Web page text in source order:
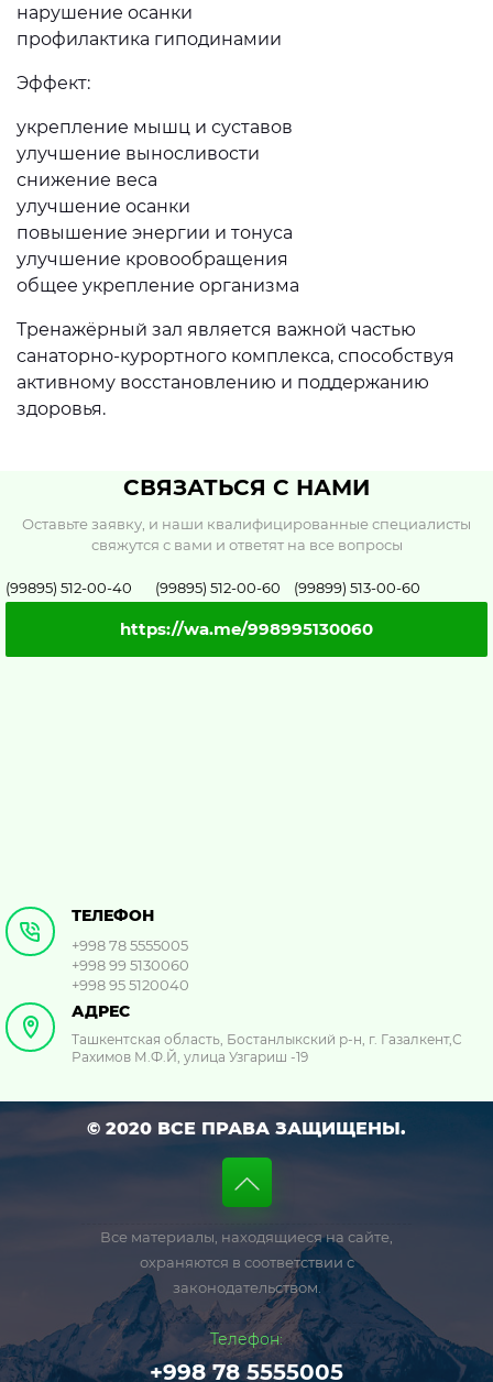
нарушение осанки
профилактика гиподинамии
Эффект:
укрепление мышц и суставов
улучшение выносливости
снижение веса
улучшение осанки
повышение энергии и тонуса
улучшение кровообращения
общее укрепление организма
Тренажёрный зал является важной частью
санаторно-курортного комплекса, способствуя
активному восстановлению и поддержанию
здоровья.
СВЯЗАТЬСЯ С НАМИ
Оставьте заявку, и наши квалифицированные специалисты
свяжутся с вами и ответят на все вопросы
(99895) 512-00-40 (99895) 512-00-60 (99899) 513-00-60
https://wa.me/998995130060
ТЕЛЕФОН
+998 78 5555005
+998 99 5130060
+998 95 5120040
АДРЕС
Ташкентская область, Бостанлыкский р-н, г. Газалкент,С
Рахимов М.Ф.Й, улица Узгариш -19
© 2020 ВСЕ ПРАВА ЗАЩИЩЕНЫ.
Все материалы, находящиеся на сайте,
охраняются в соответствии с
законодательством.
Телефон:
+998 78 5555005